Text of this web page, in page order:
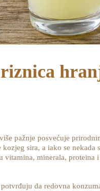
pažnje posvećuje
sira, a iako se
vitamina, minerala,
da redovna